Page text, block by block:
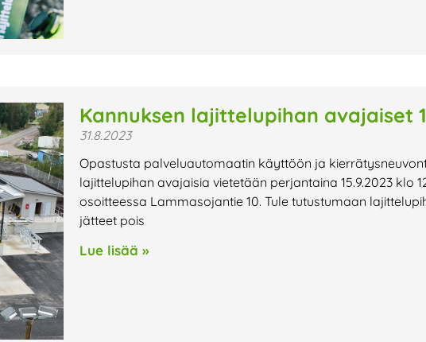
Kannuksen lajittelupihan avajaiset
31.8.2023
Opastusta palveluautomaatin käyttöön ja
lajittelupihan avajaisia vietetään perjantaina 15.9.2023 klo
osoitteessa Lammasojantie 10. Tule tutustumaan
jätteet pois
Lue lisää »